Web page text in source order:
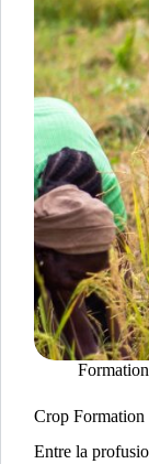
Crop Formation
Entre la